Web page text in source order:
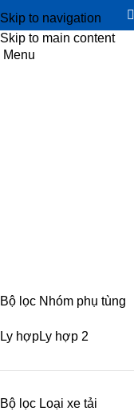
Skip to navigation
Skip to main content
Menu
Bộ lọc Nhóm phụ tùng
Ly hợpLy hợp 2
Bộ lọc Loại xe tải